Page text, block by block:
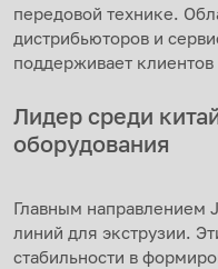
передовой технике.
дистрибьюторов и
поддерживает
Лидер среди
оборудования
Главным направлением
линий для экструзии.
стабильности в